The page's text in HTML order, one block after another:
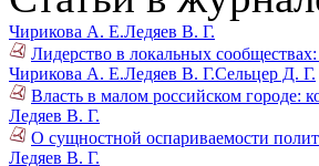
Чирикова А. Е.Ледяев В. Г.
Лидерство в локальных
Чирикова А. Е.Ледяев В. Г.Сельцер Д. Г.
Власть в малом российском городе:
Ледяев В. Г.
О сущностной оспариваемости
Ледяев В. Г.